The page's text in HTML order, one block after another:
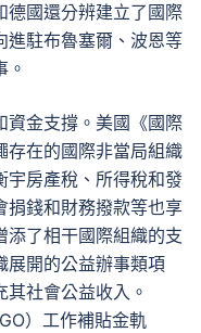
德國還分辨建立了國際
進駐布魯塞爾、波恩等
資金支撐。美國《國際
存在的國際非當局組織
宇房產稅、所得稅和發
捐錢和財務撥款等也享
添了相干國際組織的支
展開的公益辦事類項
社會公益收入。
）工作補貼金軌